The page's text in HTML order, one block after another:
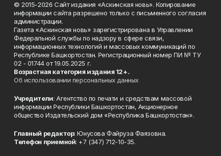
© 2015-2026 Сайт издания «Аскинская новь». Копирование
информации сайта разрешено только с письменного согласия
администрации.
Газета «Аскинская новь» зарегистрирована в Управлении
Федеральной службы по надзору в сфере связи,
информационных технологий и массовых коммуникаций по
Республике Башкортостан. Регистрационный номер ПИ № ТУ
02 - 01744 от 19.05.2025 г.
Возрастная категория издания 12+.
Об использовании персональных данных
Учредители: Агентство по печати и средствам массовой
информации Республики Башкортостан, Акционерное
общество Издательский дом «Республика Башкортостан».
Главный редактор: Юнусова Файруза Фаязовна.
Телефон приемной: +7 (347) 712-10-35.